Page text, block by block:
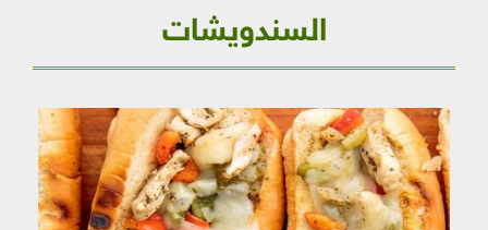
السندويشات